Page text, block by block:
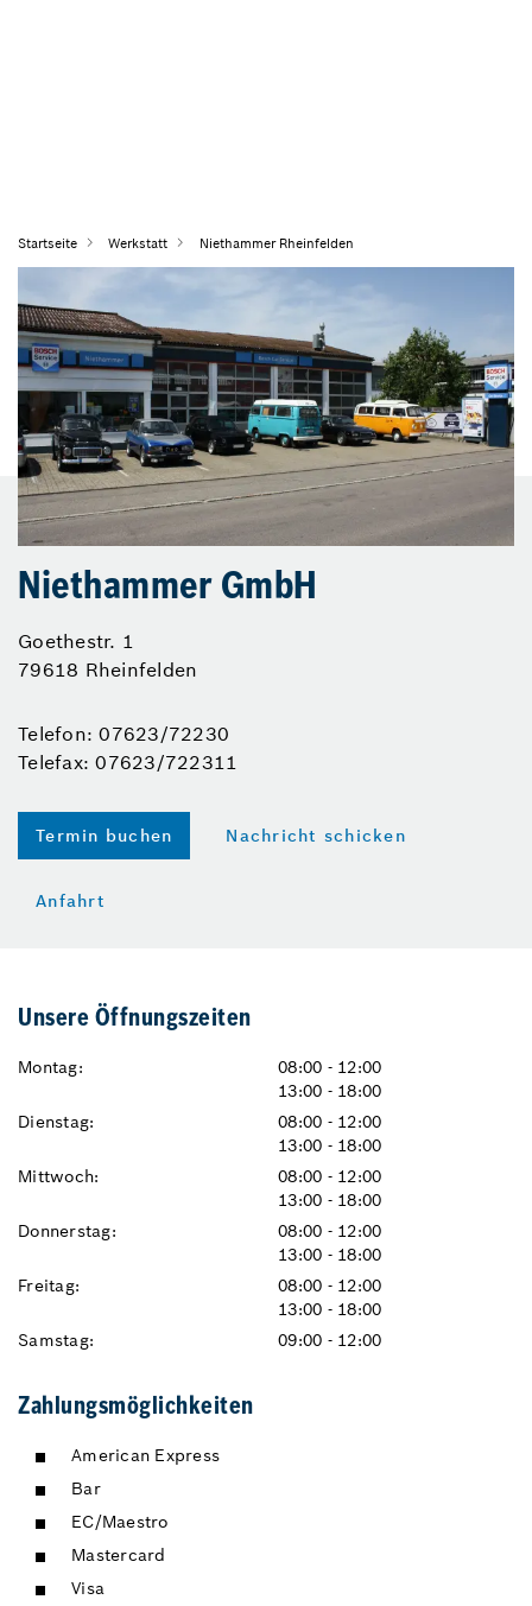
Startseite Werkstatt Niethammer Rheinfelden
Niethammer GmbH
Goethestr. 1
79618 Rheinfelden
Telefon: 07623/72230
Telefax: 07623/722311
Termin buchen Nachricht schicken
Anfahrt
Unsere Öffnungszeiten
Montag:
08:00 - 12:00
13:00 - 18:00
Dienstag:
08:00 - 12:00
13:00 - 18:00
Mittwoch:
08:00 - 12:00
13:00 - 18:00
Donnerstag:
08:00 - 12:00
13:00 - 18:00
Freitag:
08:00 - 12:00
13:00 - 18:00
Samstag:
09:00 - 12:00
Zahlungsmöglichkeiten
American Express
Bar
EC/Maestro
Mastercard
Visa